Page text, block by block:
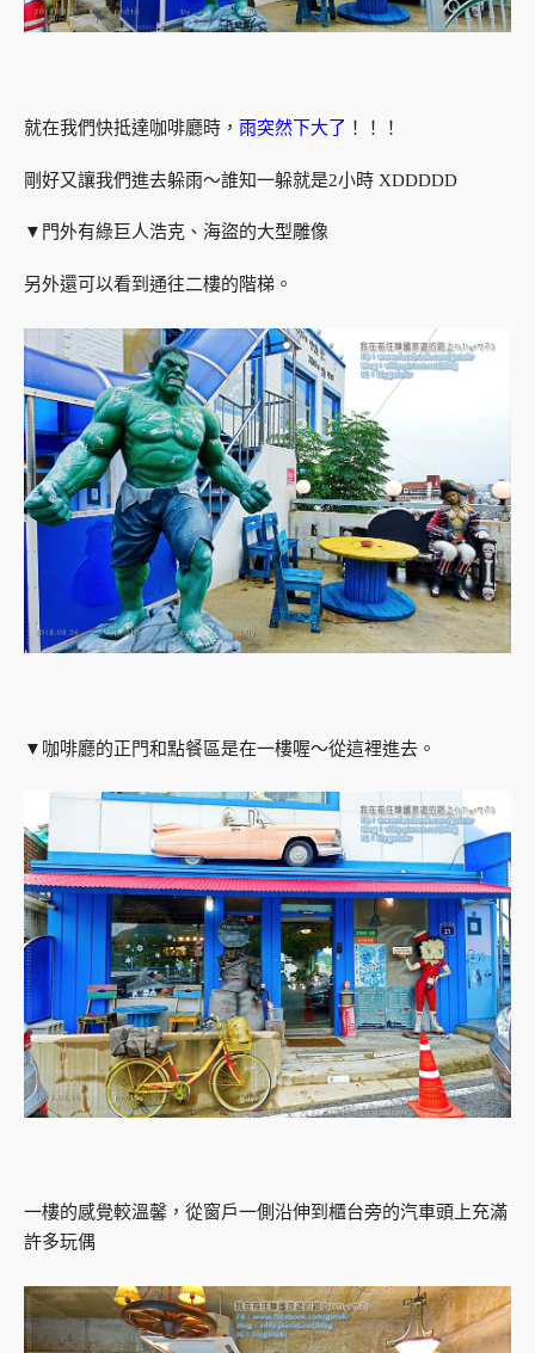
就在我們快抵達咖啡廳時， 雨突然下大了 ！！！
剛好又讓我們進去躲雨～誰知一躲就是2小時 XDDDDD
▼門外有綠巨人浩克、海盜的大型雕像
另外還可以看到通往二樓的階梯。
▼咖啡廳的正門和點餐區是在一樓喔～從這裡進去。
一樓的感覺較溫馨，從窗戶一側沿伸到櫃台旁的汽車頭上充滿
許多玩偶